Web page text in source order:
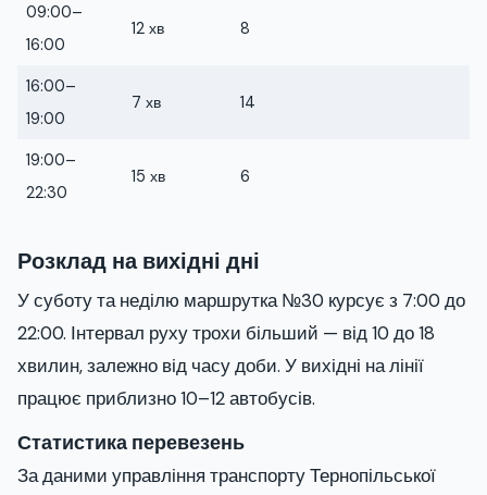
09:00–
16:00
12 хв 8
16:00–
19:00
7 хв 14
19:00–
22:30
15 хв 6
Розклад на вихідні дні
У суботу та неділю маршрутка №30 курсує з 7:00 до
22:00. Інтервал руху трохи більший — від 10 до 18
хвилин, залежно від часу доби. У вихідні на лінії
працює приблизно 10–12 автобусів.
Статистика перевезень
За даними управління транспорту Тернопільської